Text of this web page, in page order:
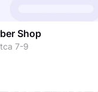
Shop
7-9